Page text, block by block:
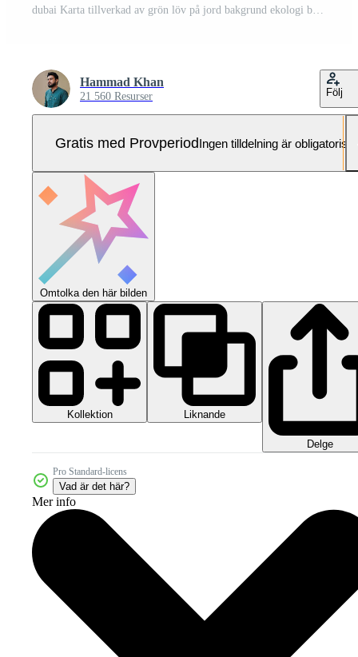
dubai Karta tillverkad av grön löv på jord bakgrund ekologi begrepp Pro Foto
Hammad Khan
21 560 Resurser Följ
Gratis med ProvperiodIngen tilldelning är obligatorisk
Omtolka den här bilden
Kollektion Liknande
Delge
Pro Standard-licens
Vad är det här?
Mer info